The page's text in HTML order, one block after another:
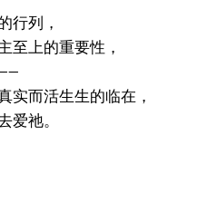
行列，
至上的重要性，
实而活生生的临在，
爱祂。